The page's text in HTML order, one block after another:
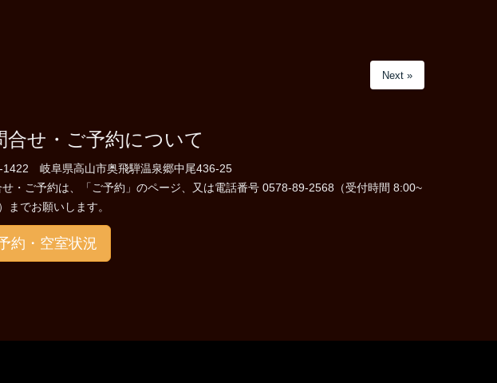
Next »
合せ・ご予約について
1422 岐阜県高山市奥飛騨温泉郷中尾436-25
せ・ご予約は、「ご予約」のページ、又は電話番号 0578-89-2568（受付時間 8:00~
までお願いします。
約・空室状況